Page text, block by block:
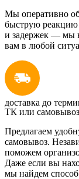
Мы оперативно
быструю реакцию
и задержек — мы
вам в любой
доставка до
ТК или самовывоз
Предлагаем
самовывоз.
поможем
Даже если вы
мы найдем способ